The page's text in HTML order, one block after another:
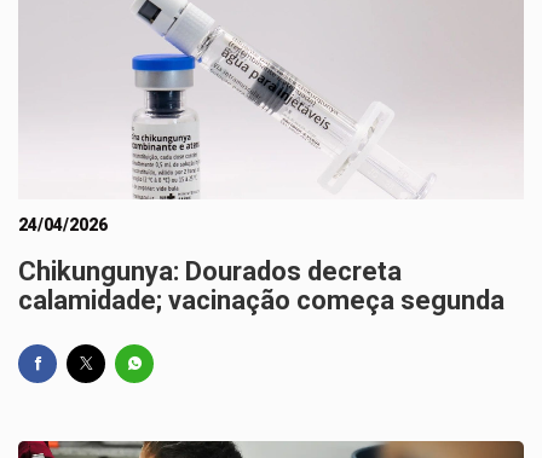
24/04/2026
Chikungunya: Dourados decreta
calamidade; vacinação começa segunda